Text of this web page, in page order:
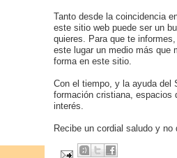
Tanto desde la coincidencia
este sitio web puede ser un
quieres. Para que te
este lugar un medio más que
forma en este sitio.
Con el tiempo, y la ayuda del
formación cristiana, espacios
interés.
Recibe un cordial saludo y